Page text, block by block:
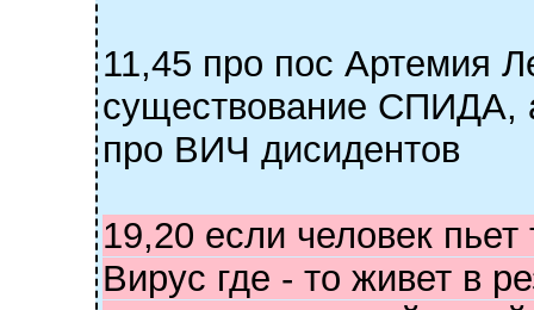
11,45 про пос Артемия
существование СПИДА,
про ВИЧ дисидентов
19,20 если человек
Вирус где - то живет в